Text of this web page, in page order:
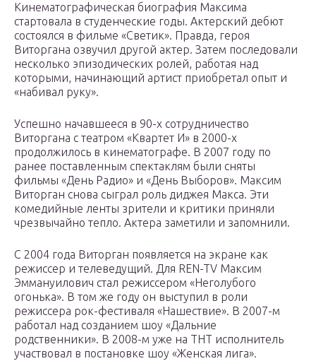
Кинематографическая биография Максима
стартовала в студенческие годы. Актерский дебют
состоялся в фильме «Светик». Правда, героя
Виторгана озвучил другой актер. Затем последовали
несколько эпизодических ролей, работая над
которыми, начинающий артист приобретал опыт и
«набивал руку».
Успешно начавшееся в 90-х сотрудничество
Виторгана с театром «Квартет И» в 2000-х
продолжилось в кинематографе. В 2007 году по
ранее поставленным спектаклям были сняты
фильмы «День Радио» и «День Выборов». Максим
Виторган снова сыграл роль диджея Макса. Эти
комедийные ленты зрители и критики приняли
чрезвычайно тепло. Актера заметили и запомнили.
С 2004 года Виторган появляется на экране как
режиссер и телеведущий. Для REN-TV Максим
Эммануилович стал режиссером «Неголубого
огонька». В том же году он выступил в роли
режиссера рок-фестиваля «Нашествие». В 2007-м
работал над созданием шоу «Дальние
родственники». В 2008-м уже на ТНТ исполнитель
участвовал в постановке шоу «Женская лига».